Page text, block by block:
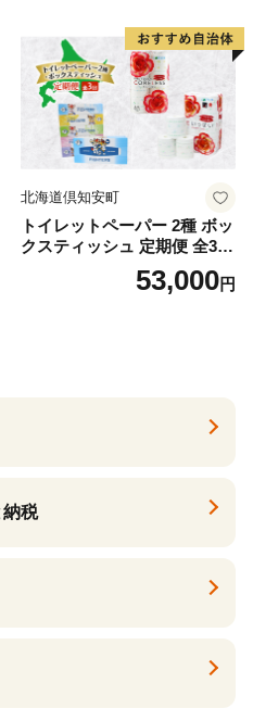
ー 消耗品 備蓄 送料無料 北海
道 倶知安町 日用品
北海道倶知安町
トイレットペーパー 2種 ボッ
クスティッシュ 定期便 全3
回 日本製 まとめ買い 防災
常備品 日用雑貨 消耗品 生活
53,000円
税